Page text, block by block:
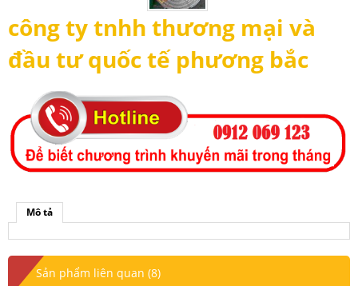
công ty tnhh thương mại và
đầu tư quốc tế phương bắc
Mô tả
Sản phẩm liên quan (8)